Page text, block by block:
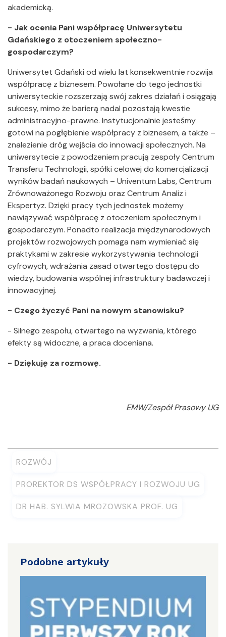
akademicką.
- Jak ocenia Pani współpracę Uniwersytetu
Gdańskiego z otoczeniem społeczno-
gospodarczym?
Uniwersytet Gdański od wielu lat konsekwentnie rozwija
współpracę z biznesem. Powołane do tego jednostki
uniwersyteckie rozszerzają swój zakres działań i osiągają
sukcesy, mimo że barierą nadal pozostają kwestie
administracyjno-prawne. Instytucjonalnie jesteśmy
gotowi na pogłębienie współpracy z biznesem, a także –
znalezienie dróg wejścia do innowacji społecznych. Na
uniwersytecie z powodzeniem pracują zespoły Centrum
Transferu Technologii, spółki celowej do komercjalizacji
wyników badań naukowych – Univentum Labs, Centrum
Zrównoważonego Rozwoju oraz Centrum Analiz i
Ekspertyz. Dzięki pracy tych jednostek możemy
nawiązywać współpracę z otoczeniem społecznym i
gospodarczym. Ponadto realizacja międzynarodowych
projektów rozwojowych pomaga nam wymieniać się
praktykami w zakresie wykorzystywania technologii
cyfrowych, wdrażania zasad otwartego dostępu do
wiedzy, budowania wspólnej infrastruktury badawczej i
innowacyjnej.
- Czego życzyć Pani na nowym stanowisku?
- Silnego zespołu, otwartego na wyzwania, którego
efekty są widoczne, a praca doceniana.
- Dziękuję za rozmowę.
EMW/Zespół Prasowy UG
ROZWÓJ
PROREKTOR DS WSPÓŁPRACY I ROZWOJU UG
DR HAB. SYLWIA MROZOWSKA PROF. UG
Podobne artykuły